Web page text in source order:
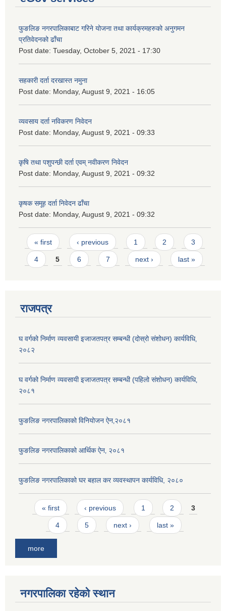
फुङलिङ नगरपालिकाबाट गरिने योजना तथा कार्यक्रमहरुको अनुगमन
प्रतिवेदनको ढाँचा
Post date: Tuesday, October 5, 2021 - 17:30
सहकारी दर्ता दरखास्त नमुना
Post date: Monday, August 9, 2021 - 16:05
व्यवसाय दर्ता नविकरण निवेदन
Post date: Monday, August 9, 2021 - 09:33
कृषि तथा पशुपन्छी दर्ता एवम् नवीकरण निवेदन
Post date: Monday, August 9, 2021 - 09:32
कृषक समूह दर्ता निवेदन ढाँचा
Post date: Monday, August 9, 2021 - 09:32
Pages
« first ‹ previous 1 2 3
4 5 6 7 next › last »
राजपत्र
घ वर्गको निर्माण व्यवसायी इजाजतपत्र सम्बन्धी (दोस्रो संशोधन) कार्यविधि‚
२०८२
घ वर्गको निर्माण व्यवसायी इजाजतपत्र सम्बन्धी (पहिलो संशोधन) कार्यविधि‚
२०८१
फुङलिङ नगरपालिकाको विनियोजन ऐन‚२०८१
फुङलिङ नगरपालिकाको आर्थिक ऐन‚ २०८१
फुङलिङ नगरपालिकाको घर बहाल कर व्यवस्थापन कार्यविधि, २०८०
Pages
« first ‹ previous 1 2 3
4 5 next › last »
more
नगरपालिका रहेको स्थान